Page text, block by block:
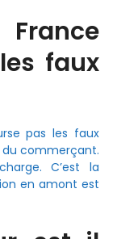
faux
pas les faux
du commerçant.
C’est la
en amont est